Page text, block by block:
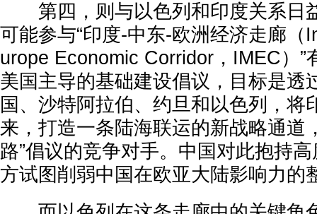
第四，则与以色列和印度关系日
可能参与“印度-中东-欧洲经济走廊（
urope Economic Corridor，IMEC）”
美国主导的基础建设倡议，目标是透
国、沙特阿拉伯、约旦和以色列，将
来，打造一条陆海联运的新战略通道
路”倡议的竞争对手。中国对此抱持
方试图削弱中国在欧亚大陆影响力的